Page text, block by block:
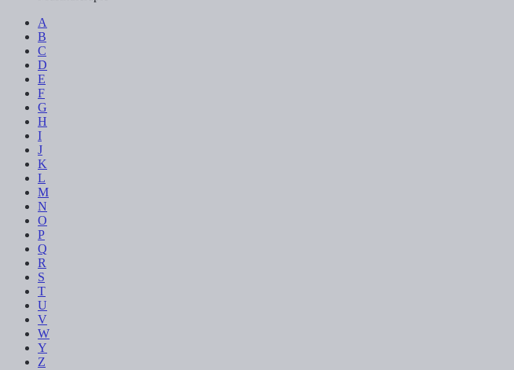
A
B
C
D
E
F
G
H
I
J
K
L
M
N
O
P
Q
R
S
T
U
V
W
Y
Z